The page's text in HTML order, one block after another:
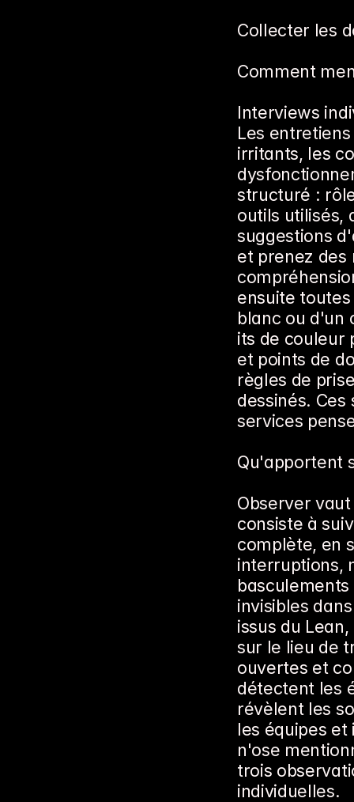
Collecter les
Comment
Interviews
Les
irritants, les
structuré :
outils utilisés,
suggestions
et prenez des
ensuite
blanc ou d'un
its de couleur
et points de
règles de
dessinés.
services
Qu'apportent
Observer
consiste à
complète, en
interruptions,
invisibles
issus du
sur le lieu de
ouvertes et
détectent les
révèlent les
les équipes
n'ose
trois
individuelles.